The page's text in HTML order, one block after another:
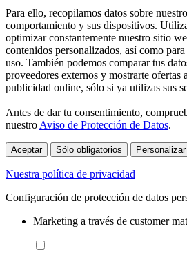
Para ello, recopilamos datos sobre
comportamiento y sus dispositivos.
optimizar constantemente nuestro sitio
contenidos personalizados, así como
uso. También podemos comparar tus
proveedores externos y mostrarte ofertas
publicidad online, sólo si ya utilizas sus
Antes de dar tu consentimiento,
nuestro Aviso de Protección de Datos.
Aceptar Sólo obligatorios
Nuestra política de privacidad
Configuración de protección de datos
Marketing a través de customer